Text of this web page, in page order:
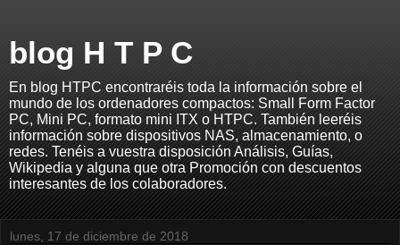
blog H T P C
En blog HTPC encontraréis toda la información sobre el
mundo de los ordenadores compactos: Small Form Factor
PC, Mini PC, formato mini ITX o HTPC. También leeréis
información sobre dispositivos NAS, almacenamiento, o
redes. Tenéis a vuestra disposición Análisis, Guías,
Wikipedia y alguna que otra Promoción con descuentos
interesantes de los colaboradores.
lunes, 17 de diciembre de 2018